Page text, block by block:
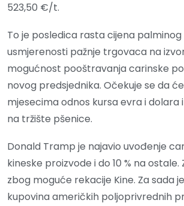
523,50 €/t.
To je posledica rasta cijena palminog
usmjerenosti pažnje trgovaca na
mogućnost pooštravanja carinske
novog predsjednika. Očekuje se da
mjesecima odnos kursa evra i dolara
na tržište pšenice.
Donald Tramp je najavio uvođenje
kineske proizvode i do 10 % na
zbog moguće rekacije Kine. Za sada
kupovina američkih poljoprivrednih